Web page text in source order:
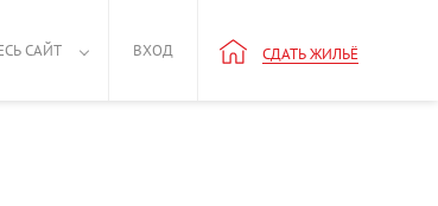
САЙТ ВХОД СДАТЬ ЖИЛЬЁ